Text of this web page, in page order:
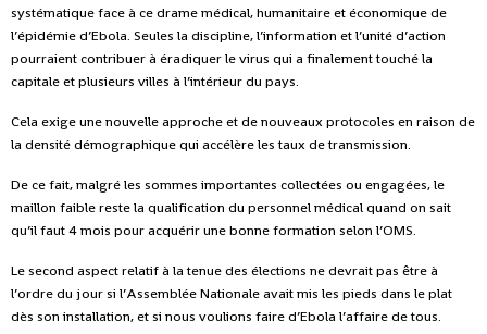
systématique face à ce drame médical, humanitaire et économique de
l’épidémie d’Ebola. Seules la discipline, l’information et l’unité d’action
pourraient contribuer à éradiquer le virus qui a finalement touché la
capitale et plusieurs villes à l’intérieur du pays.
Cela exige une nouvelle approche et de nouveaux protocoles en raison de
la densité démographique qui accélère les taux de transmission.
De ce fait, malgré les sommes importantes collectées ou engagées, le
maillon faible reste la qualification du personnel médical quand on sait
qu’il faut 4 mois pour acquérir une bonne formation selon l’OMS.
Le second aspect relatif à la tenue des élections ne devrait pas être à
l’ordre du jour si l’Assemblée Nationale avait mis les pieds dans le plat
dès son installation, et si nous voulions faire d’Ebola l’affaire de tous.